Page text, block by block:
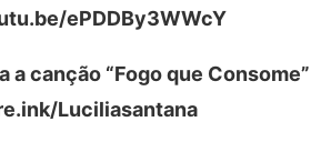
ePDDBy3WWcY
a canção “Fogo que
Luciliasantana